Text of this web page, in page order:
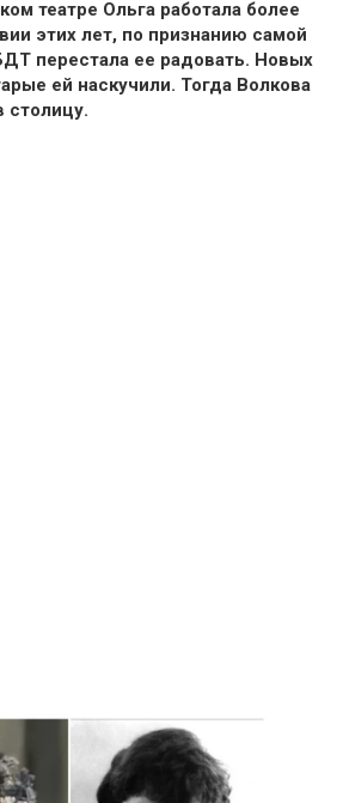
театре Ольга работала более
этих лет, по признанию самой
перестала ее радовать. Новых
ей наскучили. Тогда Волкова
столицу.